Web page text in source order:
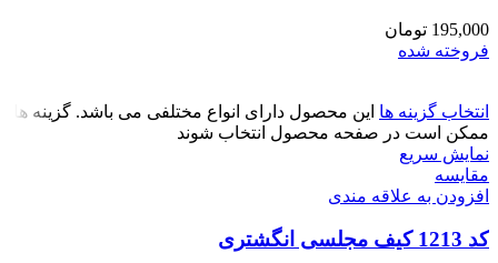
195,000 تومان
فروخته شده
انتخاب گزینه ها این محصول دارای انواع مختلفی می باشد. گزینه ها
ممکن است در صفحه محصول انتخاب شوند
نمایش سریع
مقايسه
افزودن به علاقه مندی
کد 1213 کیف مجلسی انگشتری